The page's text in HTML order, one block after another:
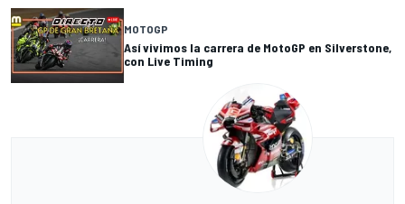
MOTOGP
Así vivimos la carrera de MotoGP en Silverstone,
con Live Timing